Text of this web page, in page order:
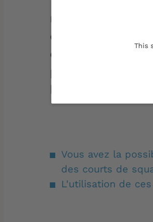
This
régulièrement,
de bénéficier
équipements
présents sur les
bordelais.
Vous avez la
des courts de
L'utilisation de